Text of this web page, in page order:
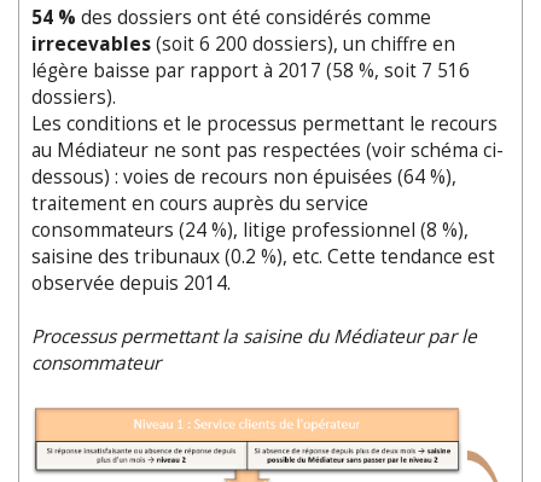
54 % des dossiers ont été considérés comme
irrecevables(soit 6 200 dossiers), un chiffre en
légère baisse par rapport à 2017 (58 %, soit 7 516
dossiers).
Les conditions et le processus permettant le recours
au Médiateur ne sont pas respectées (voir schéma ci-
dessous) : voies de recours non épuisées (64 %),
traitement en cours auprès du service
consommateurs (24 %), litige professionnel (8 %),
saisine des tribunaux (0.2 %), etc. Cette tendance est
observée depuis 2014.
Processus permettant la saisine du Médiateur par le
consommateur